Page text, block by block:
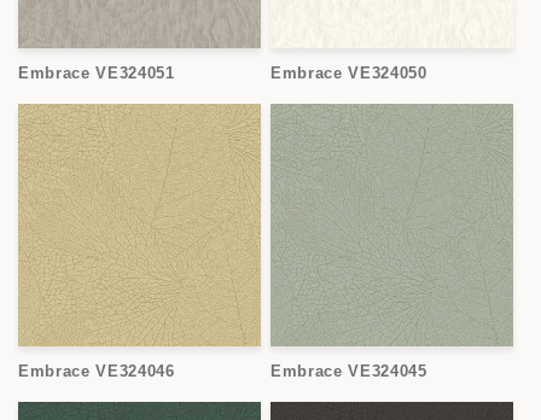
Embrace VE324051 Embrace VE324050
Embrace VE324046 Embrace VE324045